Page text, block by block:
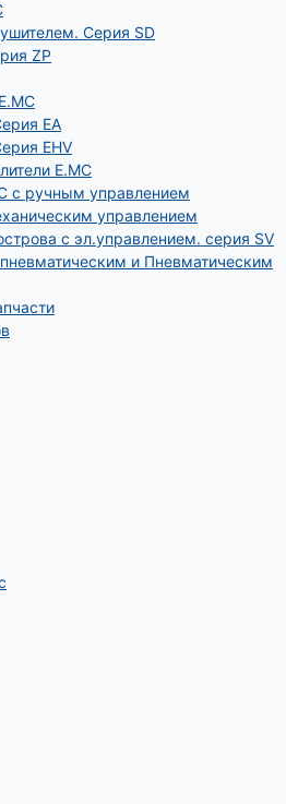
Серия SD
ZP
EA
EHV
E.MC
с ручным управлением
управлением
с эл.управлением. серия SV
и Пневматическим